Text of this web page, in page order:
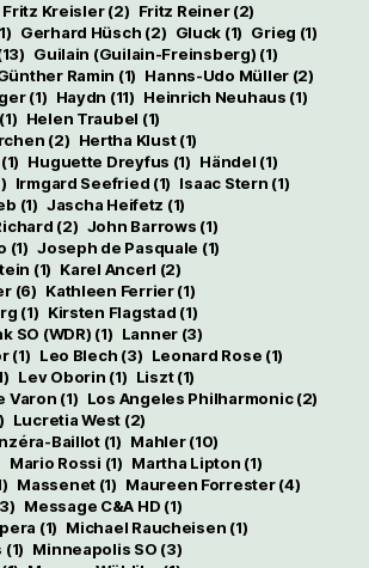
Fritz Kreisler(2) Fritz Reiner(2)
Gerhard Hüsch (2) Gluck (1) Grieg (1)
Guilain (Guilain-Freinsberg) (1)
Ramin (1) Hanns-Udo Müller (2)
(1) Haydn (11) Heinrich Neuhaus (1)
(1) Helen Traubel (1)
(2) Hertha Klust(1)
(1) Huguette Dreyfus (1) Händel (1)
Irmgard Seefried (1) Isaac Stern (1)
(1) Jascha Heifetz (1)
(2) John Barrows (1)
(1) Joseph de Pasquale (1)
(1) Karel Ancerl (2)
(6) Kathleen Ferrier(1)
(1) Kirsten Flagstad (1)
SO (WDR) (1) Lanner (3)
(1) Leo Blech (3) Leonard Rose (1)
Lev Oborin (1) Liszt(1)
Varon (1) Los Angeles Philharmonic(2)
Lucretia West (2)
Baillot(1) Mahler(10)
Mario Rossi (1) Martha Lipton (1)
Massenet(1) Maureen Forrester(4)
Message C&A HD (1)
(1) Michael Raucheisen (1)
(1) Minneapolis SO (3)